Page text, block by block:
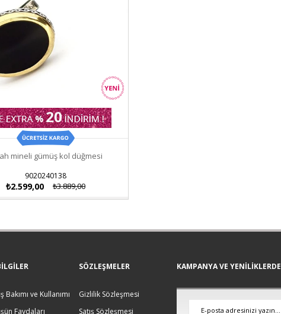
mineli gümüş kol düğmesi
9020240138
₺2.599,00 ₺3.889,00
Bakımı ve Kullanımı
Faydaları
SÖZLEŞMELER
Gizlilik Sözleşmesi
Satış Sözleşmesi
KAMPANYA VE